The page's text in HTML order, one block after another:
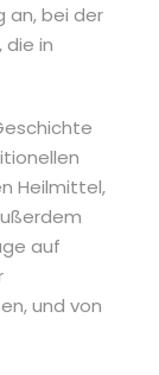
an, bei der
die in
Heilmittel,
auf
und von